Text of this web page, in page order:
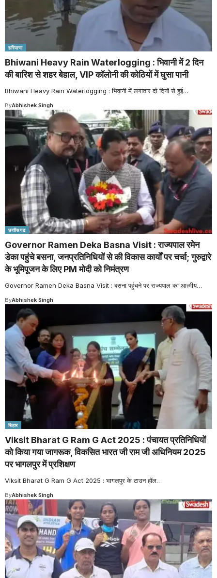
हरियाणा
Bhiwani Heavy Rain Waterlogging : भिवानी में 2 दिन
की बारिश से शहर बेहाल, VIP कॉलोनी की कोठियों में घुसा पानी
Bhiwani Heavy Rain Waterlogging : भिवानी में लगातार दो दिनों से हुई…
ByAbhishek Singh
छत्तीसगढ
Governor Ramen Deka Basna Visit : राज्यपाल रमेन
डेका पहुंचे बसना, जनप्रतिनिधियों से की विकास कार्यों पर चर्चा; गुरुद्वारे
के भूमिपूजन के लिए PM मोदी को निमंत्रण
Governor Ramen Deka Basna Visit : बसना पहुंचने पर राज्यपाल का आत्मीय…
ByAbhishek Singh
बिहार
Viksit Bharat G Ram G Act 2025 : पंचायत प्रतिनिधियों
को किया गया जागरूक, विकसित भारत जी राम जी अधिनियम 2025
पर भागलपुर में प्रशिक्षण
Viksit Bharat G Ram G Act 2025 : भागलपुर के टाउन हॉल…
ByAbhishek Singh